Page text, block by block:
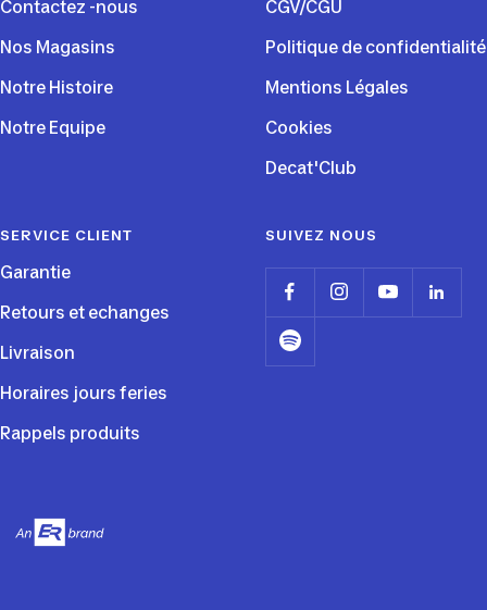
Contactez -nous
Nos Magasins
Notre Histoire
Notre Equipe
CGV/CGU
Politique de confidentialité
Mentions Légales
Cookies
Decat'Club
SERVICE CLIENT
Garantie
Retours et echanges
Livraison
Horaires jours feries
Rappels produits
SUIVEZ NOUS